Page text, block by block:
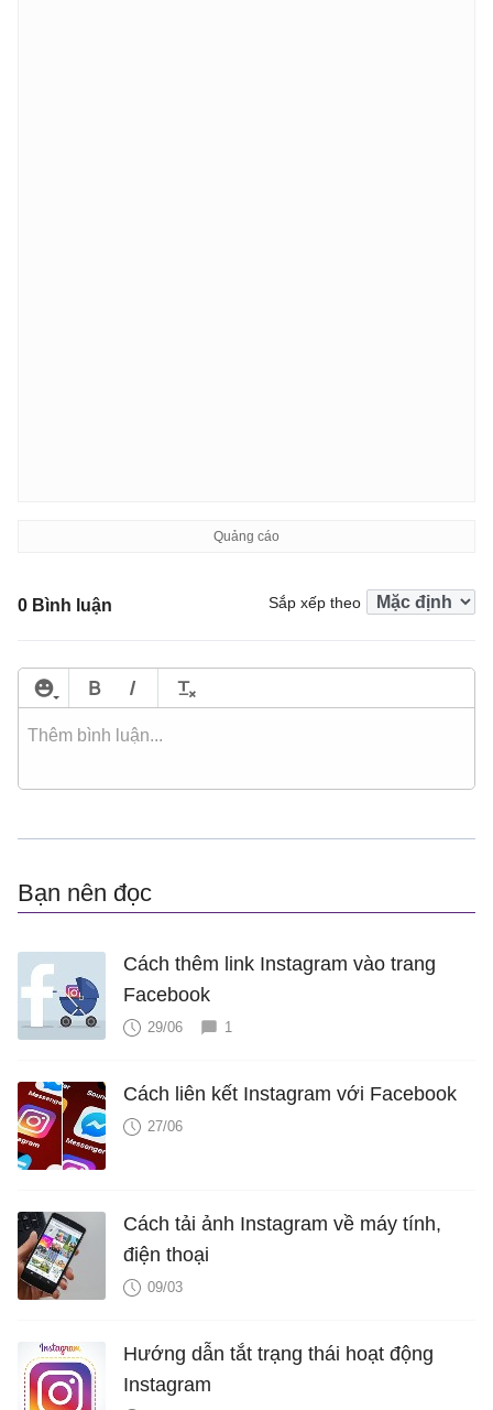
0 Bình luận Sắp xếp theo
Bạn nên đọc
Cách thêm link Instagram vào trang
Facebook
29/06 1
Cách liên kết Instagram với Facebook
27/06
Cách tải ảnh Instagram về máy tính,
điện thoại
09/03
Hướng dẫn tắt trạng thái hoạt động
Instagram